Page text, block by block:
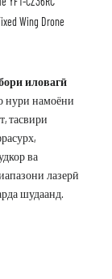
иловагӣ
нури намоёни
тасвири
ва
лазерӣ
шудаанд.